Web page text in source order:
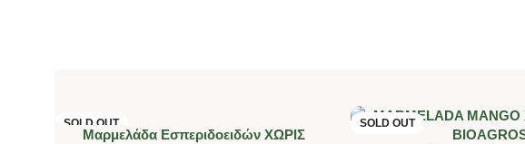
SOLD OUT
Μαρμελάδα Εσπεριδοειδών ΧΩΡΙΣ
SOLD OUT